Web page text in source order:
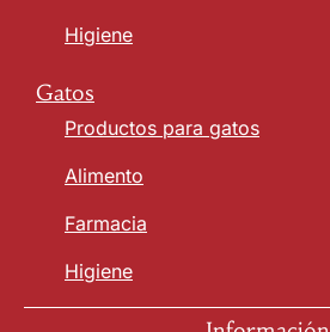
Higiene
Gatos
Productos para gatos
Alimento
Farmacia
Higiene